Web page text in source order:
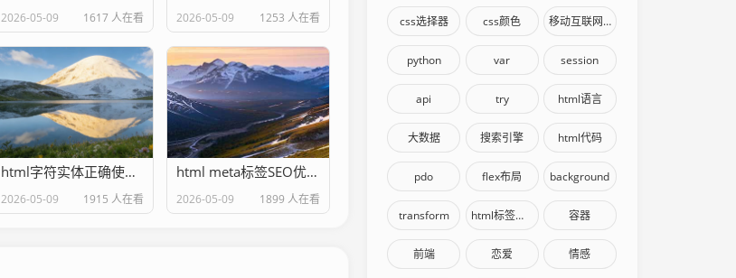
2026-05-09 1617 人在看 2026-05-09 1253 人在看
html字符实体正确使用方法
2026-05-09 1915 人在看
html meta标签SEO优化配置
2026-05-09 1899 人在看
css选择器 css颜色 移动互联网终端
python var session
api try html语言
大数据 搜索引擎 html代码
pdo flex布局 background
transform html标签语义化 容器
前端 恋爱 情感